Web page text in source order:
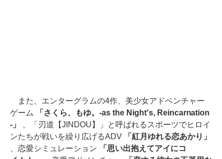
また、エンターグラムの4作、美少女アドベンチャー
ゲーム
「さくら、もゆ。-as the Night's, Reincarnation
-」
、「刃道【JINDOU】」と呼ばれるスポーツでヒロイ
ンたちが戦いを繰り広げるADV
「紅月ゆれる恋あかり」
、恋愛シミュレーション
「思い出抱えてアイにコ